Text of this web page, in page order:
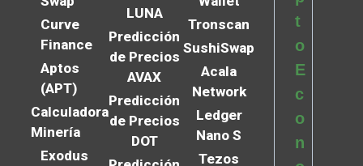
Curve
Finance
Aptos
(APT)
Calculadora
Minería
Exodus
LUNA
Predicción
de Precios
AVAX
Predicción
de Precios
DOT
Tronscan
SushiSwap
Acala
Network
Ledger
Nano S
Tezos
t
o
E
c
o
n